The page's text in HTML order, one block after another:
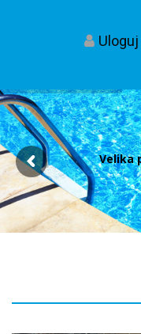
Velika
navigacija